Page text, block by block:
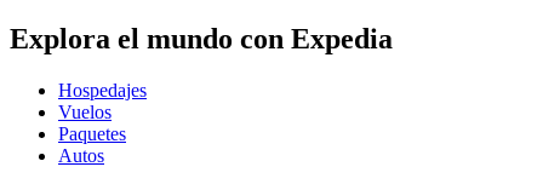
Explora el mundo con Expedia
Hospedajes
Vuelos
Paquetes
Autos